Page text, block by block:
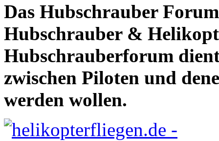
Das Hubschrauber
Hubschrauber &
Hubschrauberforum
zwischen Piloten und
werden wollen.